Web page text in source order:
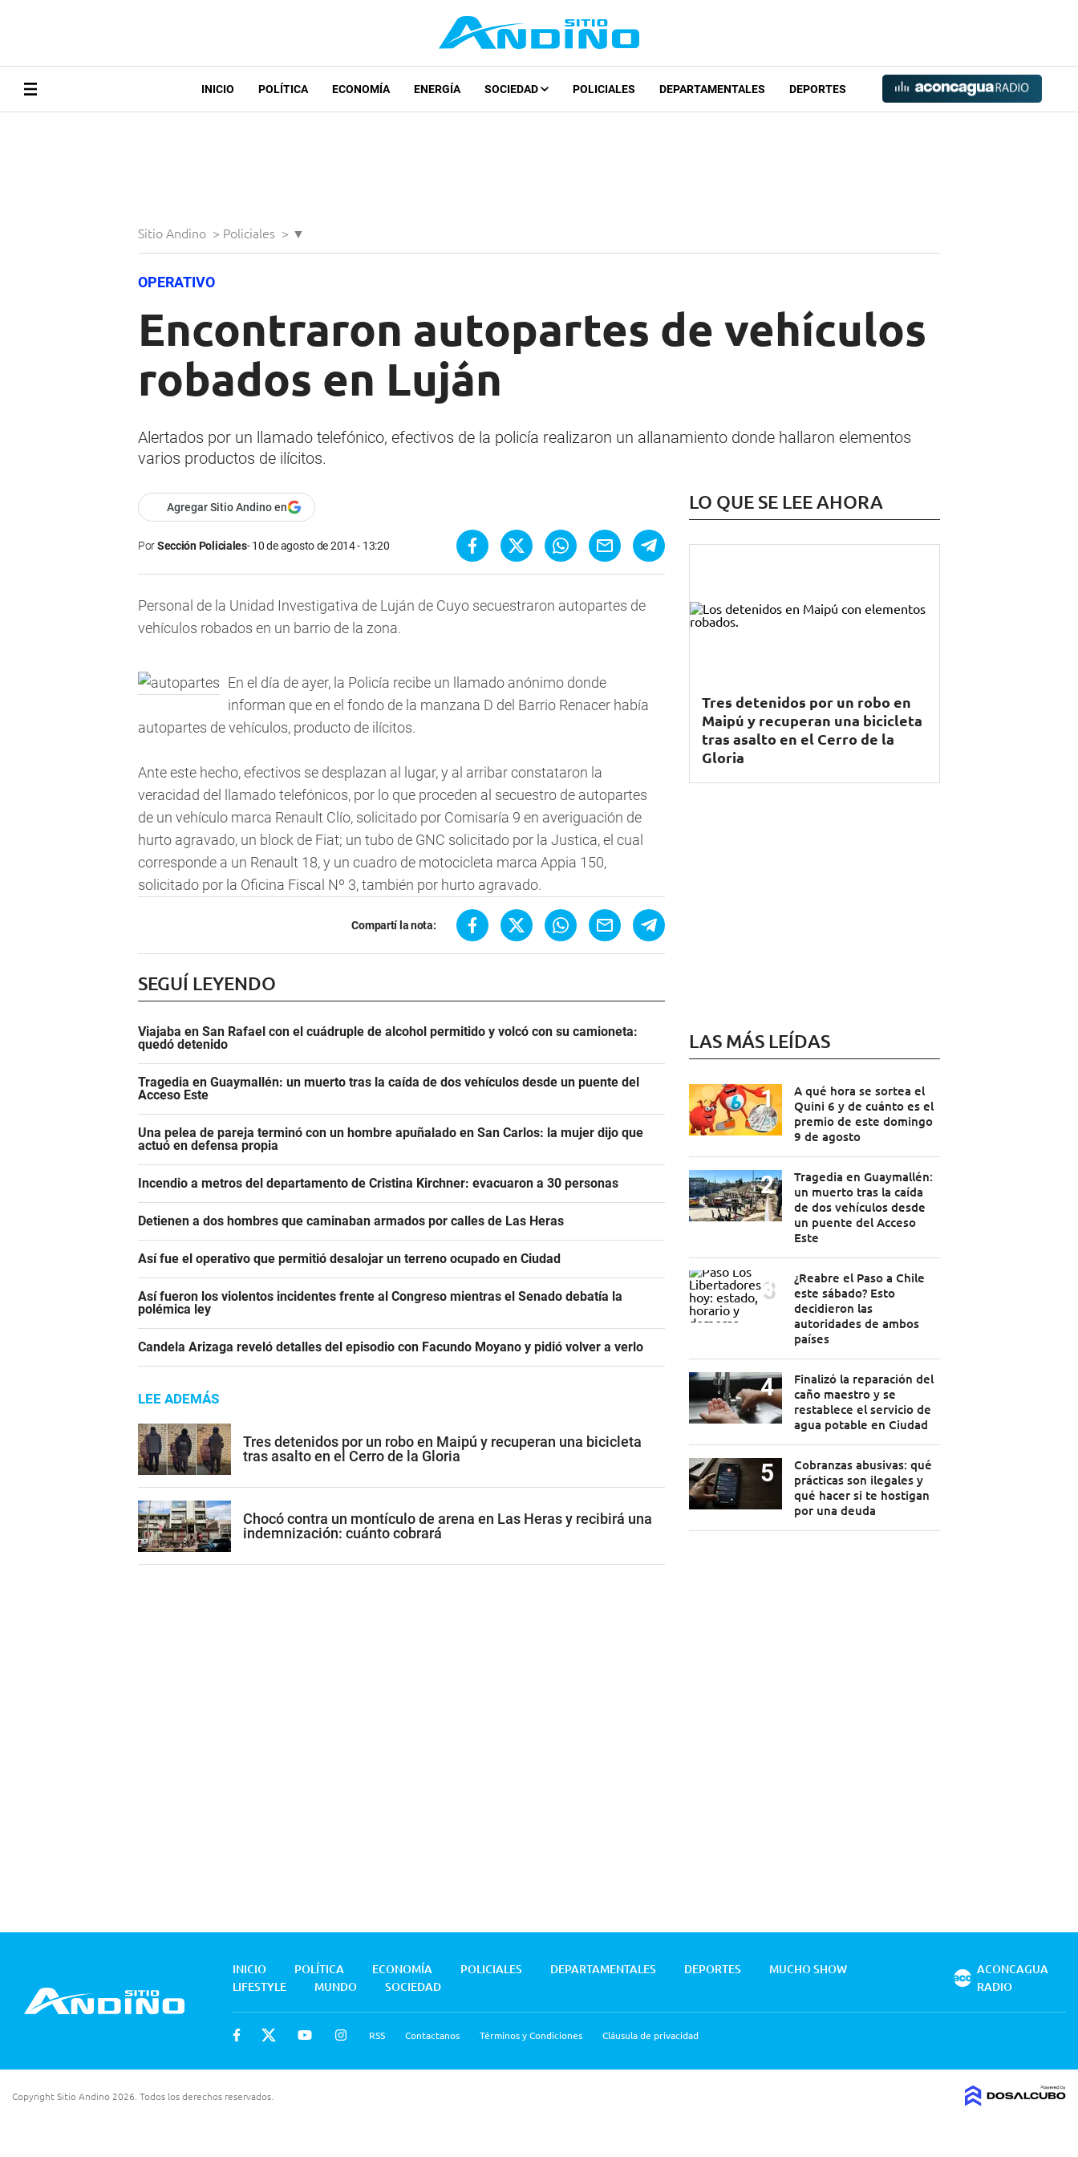
INICIO POLÍTICA ECONOMÍA ENERGÍA SOCIEDAD POLICIALES DEPARTAMENTALES DEPORTES
Sitio Andino > Policiales > ▼
OPERATIVO
Encontraron autopartes de vehículos
robados en Luján
Alertados por un llamado telefónico, efectivos de la policía realizaron un allanamiento donde hallaron elementos
varios productos de ilícitos.
Agregar Sitio Andino en
PorSección Policiales 10 de agosto de 2014 - 13:20
Personal de la Unidad Investigativa de Luján de Cuyo secuestraron autopartes de
vehículos robados en un barrio de la zona.
En el día de ayer, la Policía recibe un llamado anónimo donde
informan que en el fondo de la manzana D del Barrio Renacer había
autopartes de vehículos, producto de ilícitos.
Ante este hecho, efectivos se desplazan al lugar, y al arribar constataron la
veracidad del llamado telefónicos, por lo que proceden al secuestro de autopartes
de un vehículo marca Renault Clío, solicitado por Comisaría 9 en averiguación de
hurto agravado, un block de Fiat; un tubo de GNC solicitado por la Justica, el cual
corresponde a un Renault 18, y un cuadro de motocicleta marca Appia 150,
solicitado por la Oficina Fiscal Nº 3, también por hurto agravado.
Compartí la nota:
SEGUÍ LEYENDO
Viajaba en San Rafael con el cuádruple de alcohol permitido y volcó con su camioneta:
quedó detenido
Tragedia en Guaymallén: un muerto tras la caída de dos vehículos desde un puente del
Acceso Este
Una pelea de pareja terminó con un hombre apuñalado en San Carlos: la mujer dijo que
actuó en defensa propia
Incendio a metros del departamento de Cristina Kirchner: evacuaron a 30 personas
Detienen a dos hombres que caminaban armados por calles de Las Heras
Así fue el operativo que permitió desalojar un terreno ocupado en Ciudad
Así fueron los violentos incidentes frente al Congreso mientras el Senado debatía la
polémica ley
Candela Arizaga reveló detalles del episodio con Facundo Moyano y pidió volver a verlo
LEE ADEMÁS
Tres detenidos por un robo en Maipú y recuperan una bicicleta
tras asalto en el Cerro de la Gloria
Chocó contra un montículo de arena en Las Heras y recibirá una
indemnización: cuánto cobrará
LO QUE SE LEE AHORA
Tres detenidos por un robo en
Maipú y recuperan una bicicleta
tras asalto en el Cerro de la
Gloria
LAS MÁS LEÍDAS
A qué hora se sortea el
Quini 6 y de cuánto es el
premio de este domingo
9 de agosto
Tragedia en Guaymallén:
un muerto tras la caída
de dos vehículos desde
un puente del Acceso
Este
¿Reabre el Paso a Chile
este sábado? Esto
decidieron las
autoridades de ambos
países
Finalizó la reparación del
caño maestro y se
restablece el servicio de
agua potable en Ciudad
Cobranzas abusivas: qué
prácticas son ilegales y
qué hacer si te hostigan
por una deuda
INICIO POLÍTICA ECONOMÍA POLICIALES DEPARTAMENTALES DEPORTES
MUCHO SHOW
LIFESTYLE
MUNDO SOCIEDAD
RSS Contactanos Términos y Condiciones Cláusula de privacidad
ACONCAGUA
RADIO
Copyright Sitio Andino 2026. Todos los derechos reservados.